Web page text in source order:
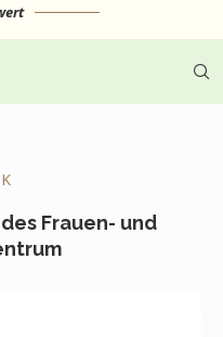
Frauen- und